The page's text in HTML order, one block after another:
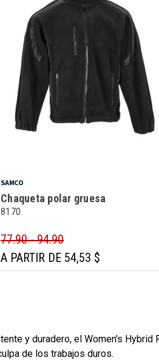
SAMCO
Chaqueta polar gruesa
8170
77.90 - 94.90
A PARTIR DE 54,53 $
y duradero, el Women's
de los trabajos duros.